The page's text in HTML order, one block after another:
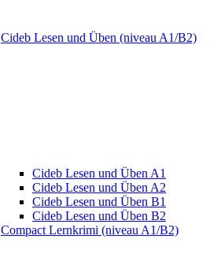
Cideb Lesen und Üben (niveau A1/B2)
Cideb Lesen und Üben A1
Cideb Lesen und Üben A2
Cideb Lesen und Üben B1
Cideb Lesen und Üben B2
Compact Lernkrimi (niveau A1/B2)